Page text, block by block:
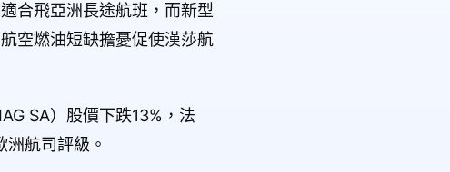
合飛亞洲長途航班，而新型
空燃油短缺擔憂促使漢莎航
IAG SA）股價下跌13%，法
航司評級。